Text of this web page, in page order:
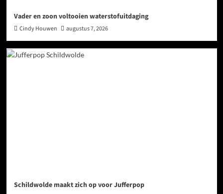
Vader en zoon voltooien waterstofuitdaging
Cindy Houwen augustus 7, 2026
Schildwolde maakt zich op voor Jufferpop